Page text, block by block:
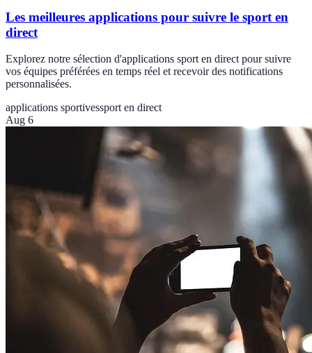
Les meilleures applications pour suivre le sport en
direct
Explorez notre sélection d'applications sport en direct pour suivre
vos équipes préférées en temps réel et recevoir des notifications
personnalisées.
applications sportivessport en direct
Aug 6